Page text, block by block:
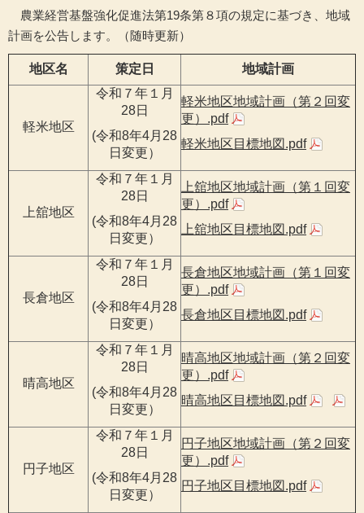
農業経営基盤強化促進法第19条第８項の規定に基づき、地域
計画を公告します。（随時更新）
地区名 策定日 地域計画
軽米地区
令和７年１月
28日
(令和8年4月28
日変更）
軽米地区地域計画（第２回変
更）.pdf
軽米地区目標地図.pdf
上舘地区
令和７年１月
28日
(令和8年4月28
日変更）
上舘地区地域計画（第１回変
更）.pdf
上舘地区目標地図.pdf
長倉地区
令和７年１月
28日
(令和8年4月28
日変更）
長倉地区地域計画（第１回変
更）.pdf
長倉地区目標地図.pdf
晴高地区
令和７年１月
28日
(令和8年4月28
日変更）
晴高地区地域計画（第２回変
更）.pdf
晴高地区目標地図.pdf
円子地区
令和７年１月
28日
(令和8年4月28
日変更）
円子地区地域計画（第２回変
更）.pdf
円子地区目標地図.pdf